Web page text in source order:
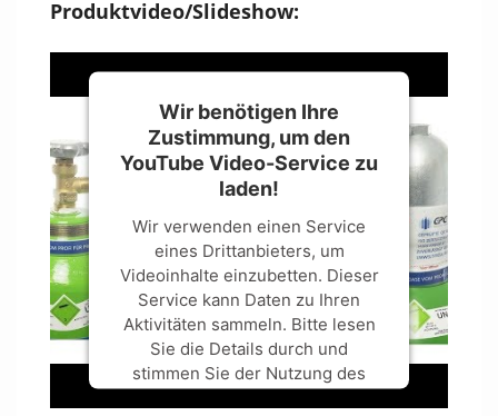
Produktvideo/Slideshow:
Wir benötigen Ihre
Zustimmung, um den
YouTube Video-Service zu
laden!
Wir verwenden einen Service
eines Drittanbieters, um
Videoinhalte einzubetten. Dieser
Service kann Daten zu Ihren
Aktivitäten sammeln. Bitte lesen
Sie die Details durch und
stimmen Sie der Nutzung des